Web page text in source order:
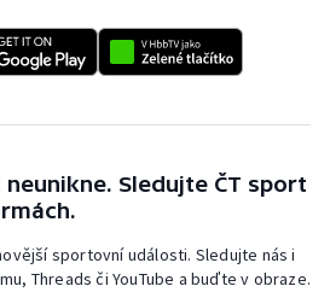
Sledujte ČT sport
sportovní události. Sledujte nás i
Threads či YouTube a buďte v obraze.